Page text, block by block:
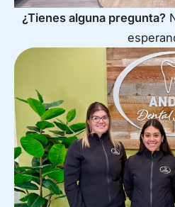
¿Tienes alguna pregunta?